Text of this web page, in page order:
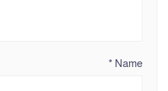
Name
*